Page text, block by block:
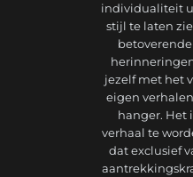
individualiteit
stijl te laten
jezelf met het
eigen
hanger. Het
verhaal te
dat exclusief